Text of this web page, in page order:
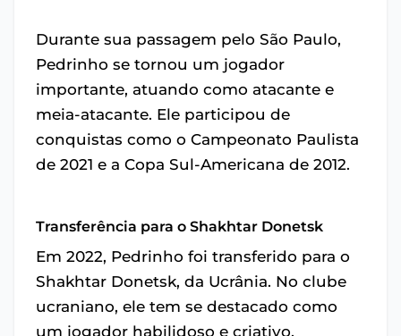
Durante sua passagem pelo São Paulo,
Pedrinho se tornou um jogador
importante, atuando como atacante e
meia-atacante. Ele participou de
conquistas como o Campeonato Paulista
de 2021 e a Copa Sul-Americana de 2012.
Transferência para o Shakhtar Donetsk
Em 2022, Pedrinho foi transferido para o
Shakhtar Donetsk, da Ucrânia. No clube
ucraniano, ele tem se destacado como
um jogador habilidoso e criativo,